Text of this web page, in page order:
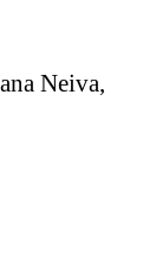
Neiva,